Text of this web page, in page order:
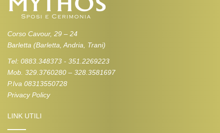
Corso Cavour, 29 – 24
Barletta (Barletta, Andria, Trani)
Tel: 0883.348373 - 351.2269223
Mob. 329.3760280 – 328.3581697
P.Iva 08313550728
Privacy Policy
LINK UTILI